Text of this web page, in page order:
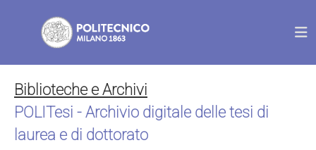
Biblioteche e Archivi
POLITesi - Archivio digitale delle tesi di
laurea e di dottorato